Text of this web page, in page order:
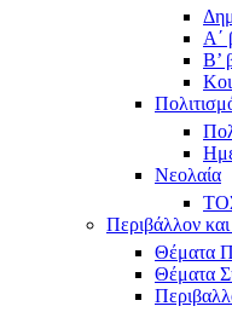
Α΄
B’
Νεολαία
Περιβάλλον
Θέματα
Θέματα